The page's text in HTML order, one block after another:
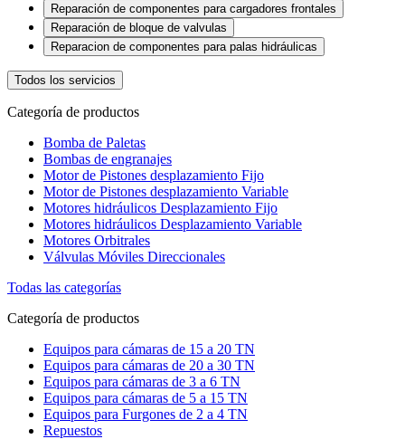
Reparación de componentes para cargadores frontales
Reparación de bloque de valvulas
Reparacion de componentes para palas hidráulicas
Todos los servicios
Categoría de productos
Bomba de Paletas
Bombas de engranajes
Motor de Pistones desplazamiento Fijo
Motor de Pistones desplazamiento Variable
Motores hidráulicos Desplazamiento Fijo
Motores hidráulicos Desplazamiento Variable
Motores Orbitrales
Válvulas Móviles Direccionales
Todas las categorías
Categoría de productos
Equipos para cámaras de 15 a 20 TN
Equipos para cámaras de 20 a 30 TN
Equipos para cámaras de 3 a 6 TN
Equipos para cámaras de 5 a 15 TN
Equipos para Furgones de 2 a 4 TN
Repuestos